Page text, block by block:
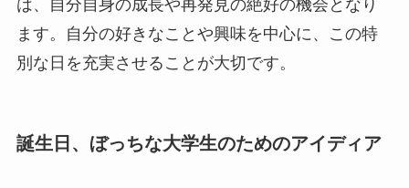
は、自分自身の成長や再発見の絶好の機会となり
ます。自分の好きなことや興味を中心に、この特
別な日を充実させることが大切です。
誕生日、ぼっちな大学生のためのアイディア